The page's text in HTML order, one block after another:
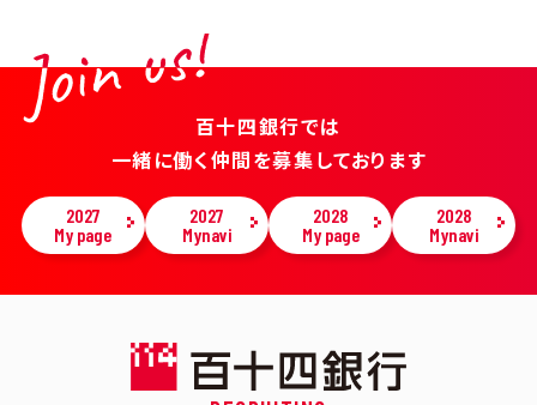
百十四銀行では
⼀緒に働く仲間を募集しております
2027
My page
2027
Mynavi
2028
My page
2028
Mynavi